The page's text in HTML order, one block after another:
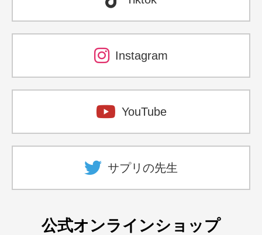
Instagram
YouTube
サプリの先生
公式オンラインショップ